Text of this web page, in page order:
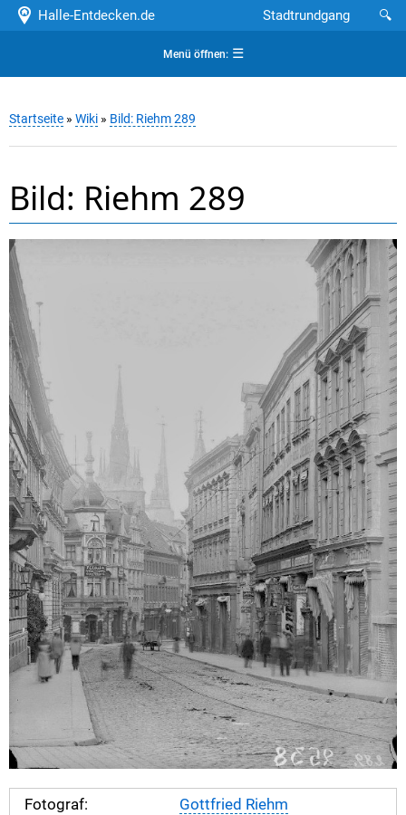
Halle-Entdecken.de 🔍
Stadtrundgang
Menü öffnen:☰
Startseite » Wiki » Bild: Riehm 289
Bild: Riehm 289
Fotograf:
Gottfried Riehm